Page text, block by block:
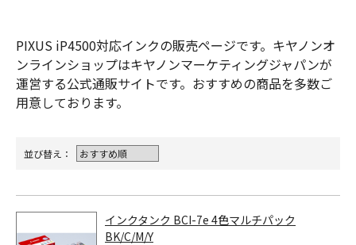
PIXUS iP4500対応インクの販売ページです。キヤノンオ
ンラインショップはキヤノンマーケティングジャパンが
運営する公式通販サイトです。おすすめの商品を多数ご
用意しております。
並び替え：
インクタンク BCI-7e 4色マルチパック
BK/C/M/Y